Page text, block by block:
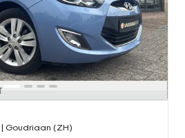
| Goudriaan (ZH)